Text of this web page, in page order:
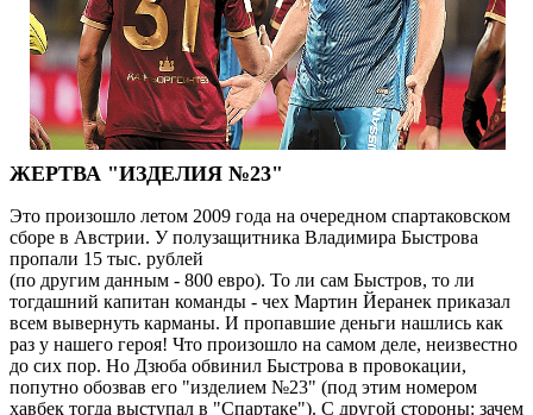
ЖЕРТВА "ИЗДЕЛИЯ №23"
Это произошло летом 2009 года на очередном спартаковском
сборе в Австрии. У полузащитника Владимира Быстрова
пропали 15 тыс. рублей
(по другим данным - 800 евро). То ли сам Быстров, то ли
тогдашний капитан команды - чех Мартин Йеранек приказал
всем вывернуть карманы. И пропавшие деньги нашлись как
раз у нашего героя! Что произошло на самом деле, неизвестно
до сих пор. Но Дзюба обвинил Быстрова в провокации,
попутно обозвав его "изделием №23" (под этим номером
хавбек тогда выступал в "Спартаке"). С другой стороны: зачем